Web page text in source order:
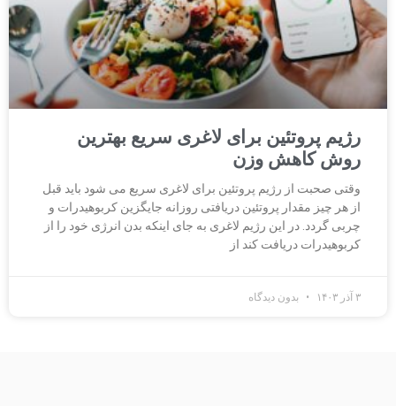
رژیم پروتئین برای لاغری سریع بهترین
روش کاهش وزن
وقتی صحبت از رژیم پروتئین برای لاغری سریع می شود باید قبل
از هر چیز مقدار پروتئین دریافتی روزانه جایگزین کربوهیدرات و
چربی گردد. در این رژیم لاغری به جای اینکه بدن انرژی خود را از
کربوهیدرات دریافت کند از
۳ آذر ۱۴۰۳ بدون دیدگاه